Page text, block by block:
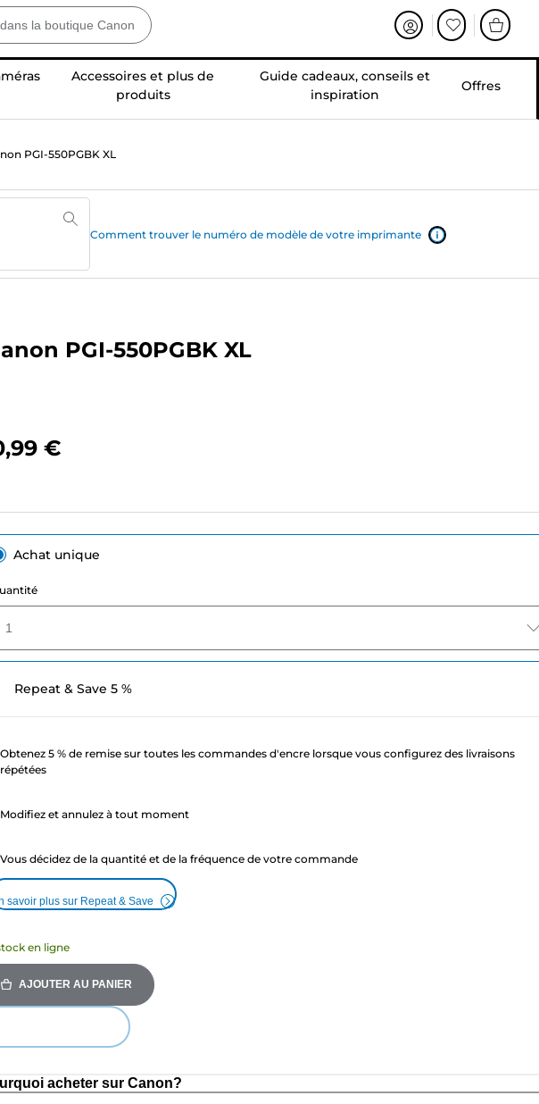
Accessoires et plus de
produits
Guide cadeaux, conseils et
inspiration
Offres
PGI-550PGBK XL
Comment trouver le numéro de modèle de votre imprimante
PGI-550PGBK XL
€
Achat unique
1
Repeat & Save 5 %
Obtenez 5 % de remise sur toutes les commandes d'encre lorsque vous configurez des livraisons
répétées
Modifiez et annulez à tout moment
Vous décidez de la quantité et de la fréquence de votre commande
savoir plus sur Repeat & Save
en ligne
AJOUTER AU PANIER
acheter sur Canon?